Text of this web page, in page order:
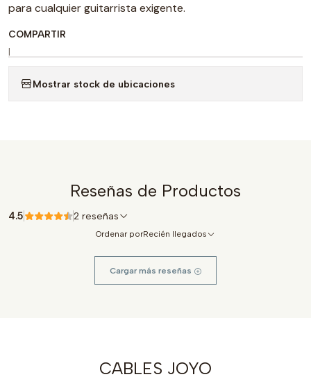
para cualquier guitarrista exigente.
COMPARTIR
|
Mostrar stock de ubicaciones
Reseñas de Productos
4.5 2 reseñas
Ordenar porRecién llegados
Cargar más reseñas
CABLES JOYO